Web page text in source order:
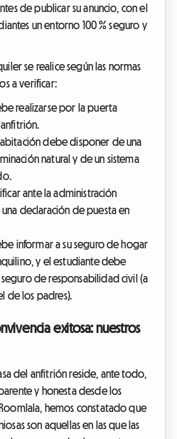
de publicar su anuncio, con el
un entorno 100 % seguro y
se realice según las normas
a verificar:
realizarse por la puerta
debe disponer de una
natural y de un sistema
ante la administración
declaración de puesta en
informar a su seguro de hogar
y el estudiante debe
de responsabilidad civil (a
de los padres).
exitosa: nuestros
del anfitrión reside, ante todo,
y honesta desde los
hemos constatado que
son aquellas en las que las